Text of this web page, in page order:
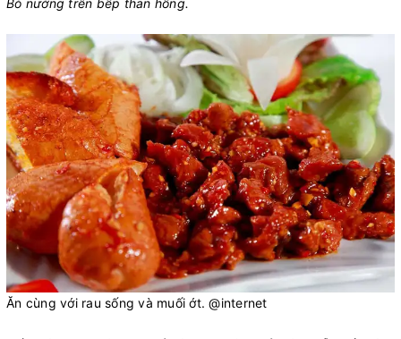
Bò nướng trên bếp than hồng.
Ăn cùng với rau sống và muối ớt. @internet